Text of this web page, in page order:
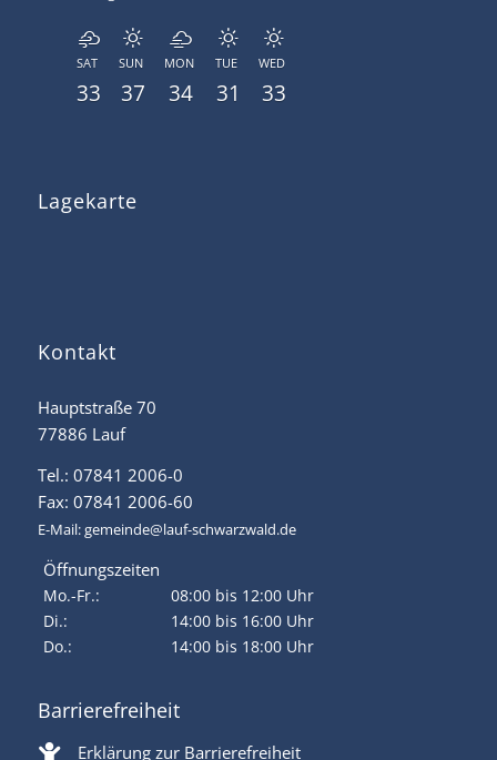
SAT
33
SUN
37
MON
34
TUE
31
WED
33
Lagekarte
Kontakt
Hauptstraße 70
77886 Lauf
Tel.: 07841 2006-0
Fax: 07841 2006-60
E-Mail:gemeinde@lauf-schwarzwald.de
Öffnungszeiten
Mo.-Fr.:
08:00 bis 12:00 Uhr
Di.:
14:00 bis 16:00 Uhr
Do.:
14:00 bis 18:00 Uhr
Barrierefreiheit
Erklärung zur Barrierefreiheit